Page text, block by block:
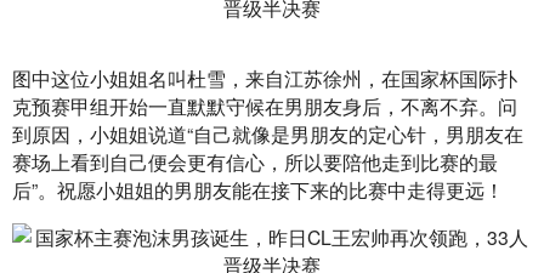
图中这位小姐姐名叫杜雪，来自江苏徐州，在国家杯国际扑
克预赛甲组开始一直默默守候在男朋友身后，不离不弃。问
到原因，小姐姐说道“自己就像是男朋友的定心针，男朋友在
赛场上看到自己便会更有信心，所以要陪他走到比赛的最
后”。祝愿小姐姐的男朋友能在接下来的比赛中走得更远！